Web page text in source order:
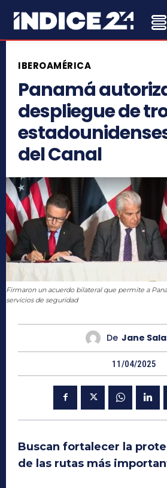
IBEROAMÉRICA
Panamá
despliegue de
del Canal
Firmaron un acuerdo bilateral que permite a
servicios de seguridad
De Jane
11/04/2025
Buscan fortalecer la
de las rutas más